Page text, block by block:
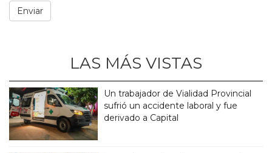
LAS MÁS VISTAS
Un trabajador de Vialidad Provincial
sufrió un accidente laboral y fue
derivado a Capital